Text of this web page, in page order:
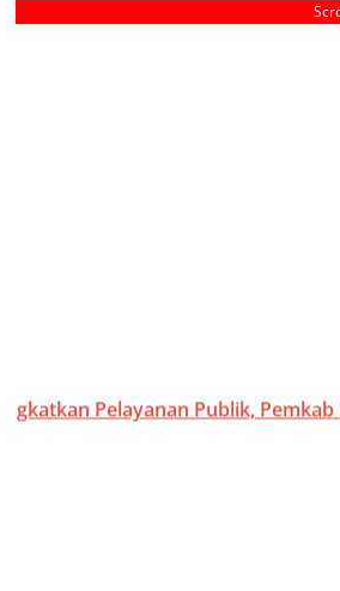
Tingkatkan Pelayanan Publik,